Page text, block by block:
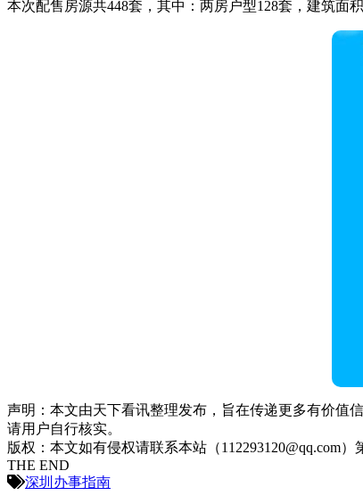
本次配售房源共448套，其中：两房户型128套，建筑面
声明：本文由天下看讯整理发布，旨在传递更多有价值
请用户自行核实。
版权：本文如有侵权请联系本站（112293120@qq.com）
THE END
深圳办事指南